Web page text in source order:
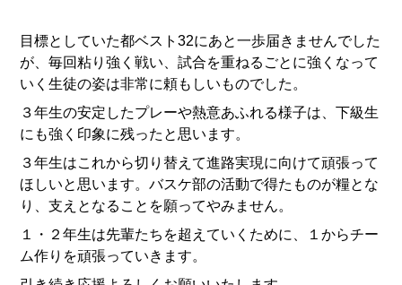
目標としていた都ベスト32にあと一歩届きませんでした
が、毎回粘り強く戦い、試合を重ねるごとに強くなって
いく生徒の姿は非常に頼もしいものでした。
３年生の安定したプレーや熱意あふれる様子は、下級生
にも強く印象に残ったと思います。
３年生はこれから切り替えて進路実現に向けて頑張って
ほしいと思います。バスケ部の活動で得たものが糧とな
り、支えとなることを願ってやみません。
１・２年生は先輩たちを超えていくために、１からチー
ム作りを頑張っていきます。